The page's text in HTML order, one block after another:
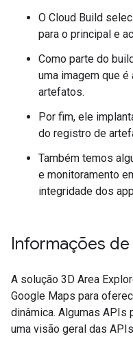
O Cloud Build
para o principal e
Como parte do
uma imagem que
artefatos.
Por fim, ele
do registro de
Também temos
e monitoramento
integridade dos
Informações
A solução 3D Area
Google Maps para
dinâmica. Algumas APIs
uma visão geral das